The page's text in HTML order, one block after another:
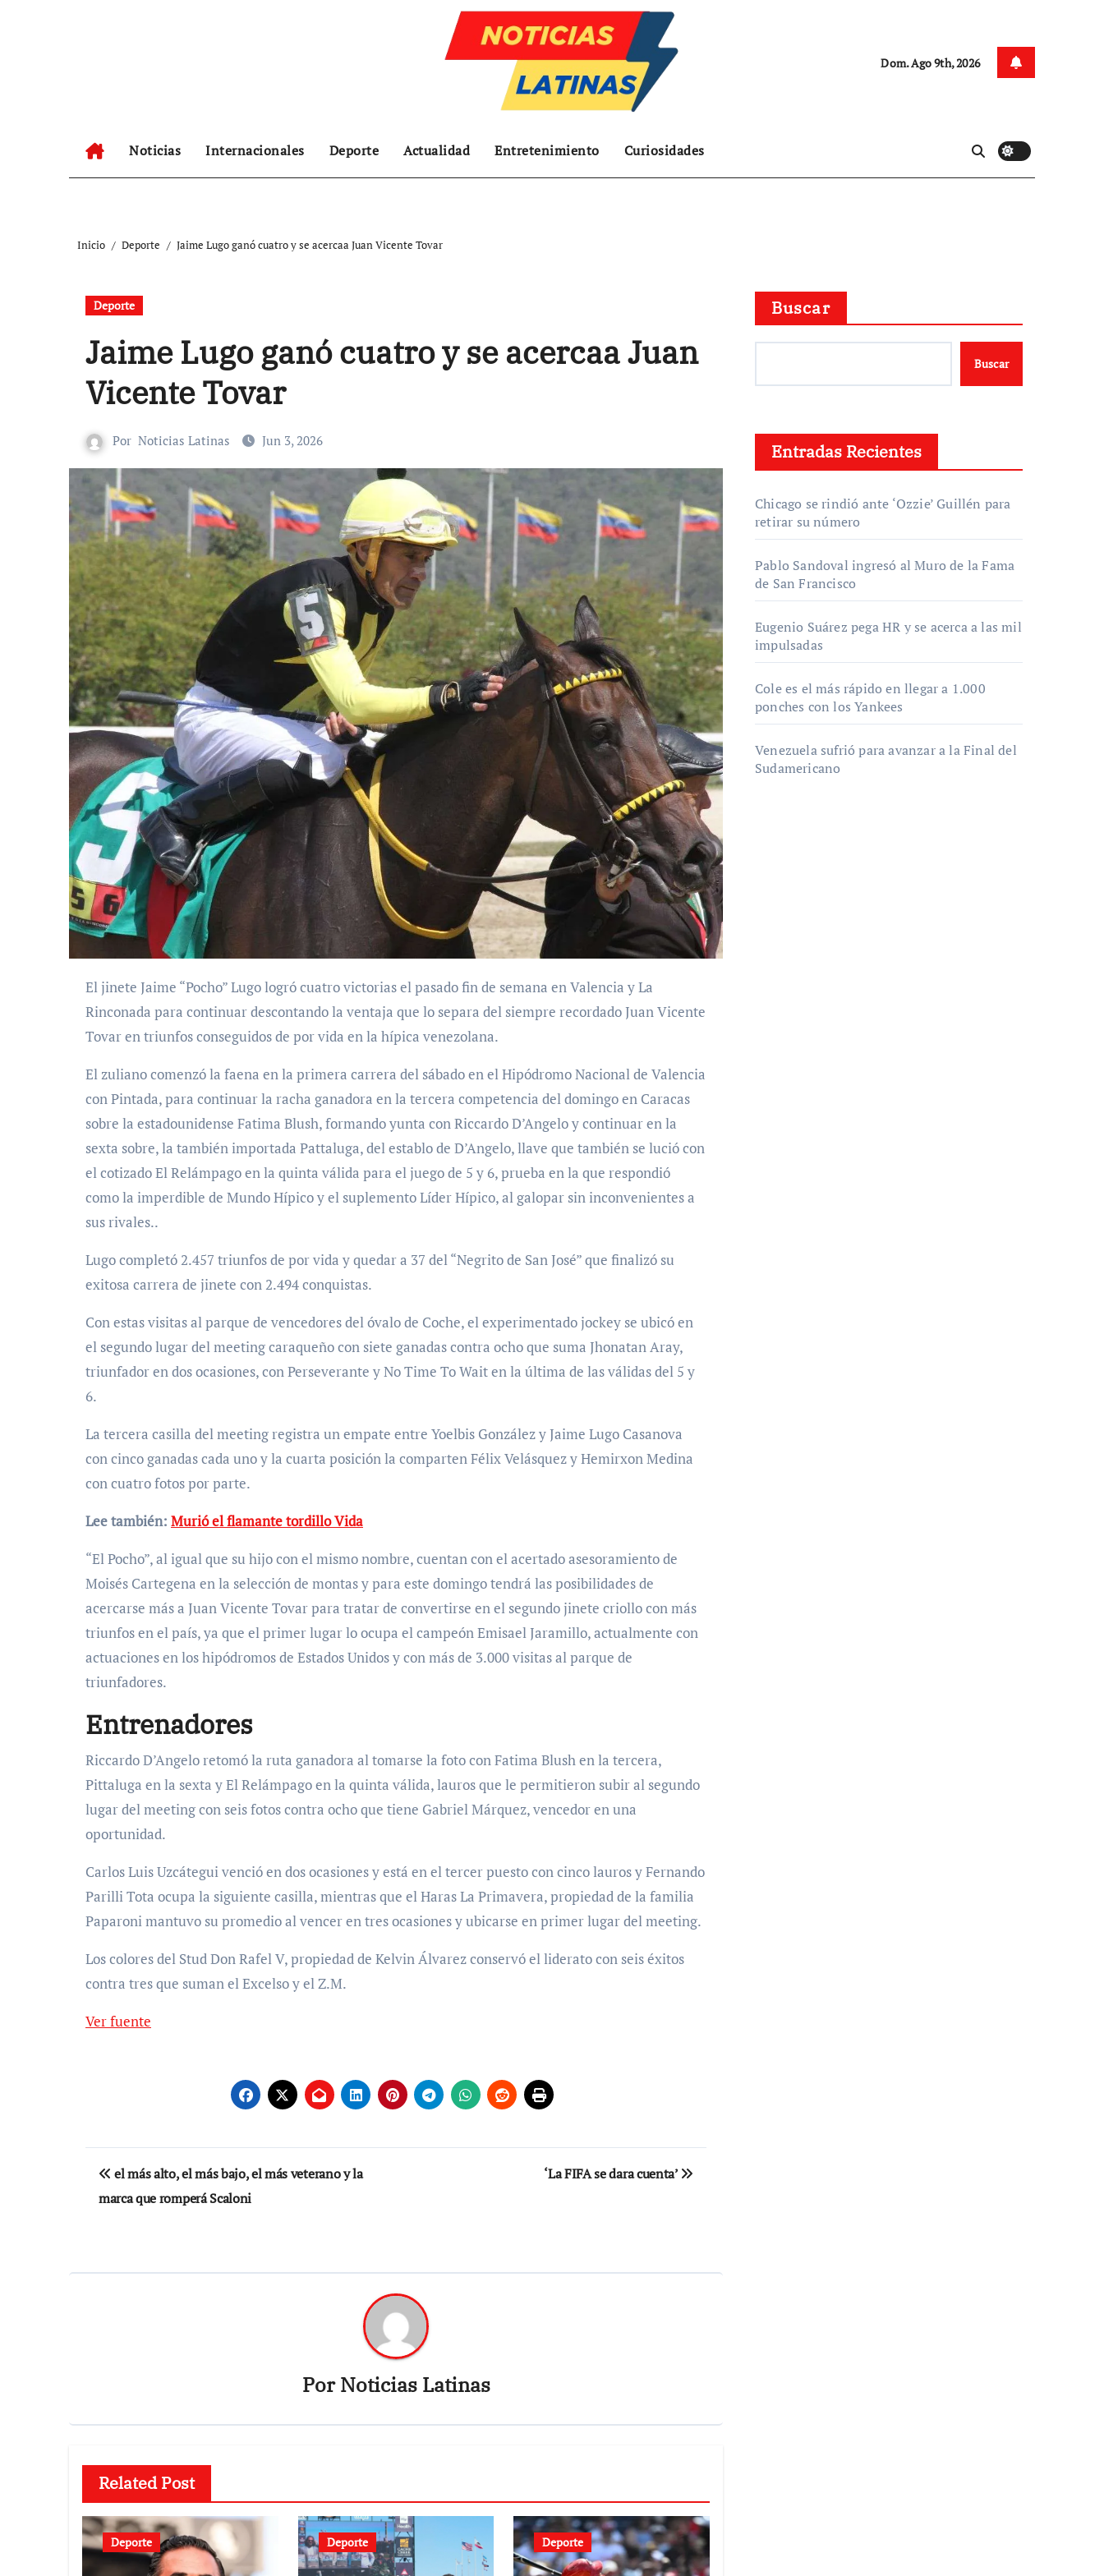
Dom. Ago 9th, 2026
Noticias Internacionales Deporte Actualidad Entretenimiento Curiosidades
Inicio Deporte Jaime Lugo ganó cuatro y se acercaa Juan Vicente Tovar
Deporte
Jaime Lugo ganó cuatro y se acercaa Juan
Vicente Tovar
Por Noticias Latinas Jun 3, 2026
El jinete Jaime “Pocho” Lugo logró cuatro victorias el pasado fin de semana en Valencia y La
Rinconada para continuar descontando la ventaja que lo separa del siempre recordado Juan Vicente
Tovar en triunfos conseguidos de por vida en la hípica venezolana.
El zuliano comenzó la faena en la primera carrera del sábado en el Hipódromo Nacional de Valencia
con Pintada, para continuar la racha ganadora en la tercera competencia del domingo en Caracas
sobre la estadounidense Fatima Blush, formando yunta con Riccardo D’Angelo y continuar en la
sexta sobre, la también importada Pattaluga, del establo de D’Angelo, llave que también se lució con
el cotizado El Relámpago en la quinta válida para el juego de 5 y 6, prueba en la que respondió
como la imperdible de Mundo Hípico y el suplemento Líder Hípico, al galopar sin inconvenientes a
sus rivales..
Lugo completó 2.457 triunfos de por vida y quedar a 37 del “Negrito de San José” que finalizó su
exitosa carrera de jinete con 2.494 conquistas.
Con estas visitas al parque de vencedores del óvalo de Coche, el experimentado jockey se ubicó en
el segundo lugar del meeting caraqueño con siete ganadas contra ocho que suma Jhonatan Aray,
triunfador en dos ocasiones, con Perseverante y No Time To Wait en la última de las válidas del 5 y
6.
La tercera casilla del meeting registra un empate entre Yoelbis González y Jaime Lugo Casanova
con cinco ganadas cada uno y la cuarta posición la comparten Félix Velásquez y Hemirxon Medina
con cuatro fotos por parte.
Lee también: Murió el flamante tordillo Vida
“El Pocho”, al igual que su hijo con el mismo nombre, cuentan con el acertado asesoramiento de
Moisés Cartegena en la selección de montas y para este domingo tendrá las posibilidades de
acercarse más a Juan Vicente Tovar para tratar de convertirse en el segundo jinete criollo con más
triunfos en el país, ya que el primer lugar lo ocupa el campeón Emisael Jaramillo, actualmente con
actuaciones en los hipódromos de Estados Unidos y con más de 3.000 visitas al parque de
triunfadores.
Entrenadores
Riccardo D’Angelo retomó la ruta ganadora al tomarse la foto con Fatima Blush en la tercera,
Pittaluga en la sexta y El Relámpago en la quinta válida, lauros que le permitieron subir al segundo
lugar del meeting con seis fotos contra ocho que tiene Gabriel Márquez, vencedor en una
oportunidad.
Carlos Luis Uzcátegui venció en dos ocasiones y está en el tercer puesto con cinco lauros y Fernando
Parilli Tota ocupa la siguiente casilla, mientras que el Haras La Primavera, propiedad de la familia
Paparoni mantuvo su promedio al vencer en tres ocasiones y ubicarse en primer lugar del meeting.
Los colores del Stud Don Rafel V, propiedad de Kelvin Álvarez conservó el liderato con seis éxitos
contra tres que suman el Excelso y el Z.M.
Ver fuente
Navegación
de
el más alto, el más bajo, el más veterano y la
marca que romperá Scaloni
‘La FIFA se dara cuenta’
PorNoticias Latinas
Related Post
Deporte Deporte Deporte
Buscar
Buscar
Entradas Recientes
Chicago se rindió ante ‘Ozzie’ Guillén para
retirar su número
Pablo Sandoval ingresó al Muro de la Fama
de San Francisco
Eugenio Suárez pega HR y se acerca a las mil
impulsadas
Cole es el más rápido en llegar a 1.000
ponches con los Yankees
Venezuela sufrió para avanzar a la Final del
Sudamericano